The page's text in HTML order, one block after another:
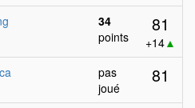
34
points
81
+14▲
pas
joué
81